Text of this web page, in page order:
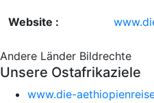
Website :
Andere Länder Bildrechte
Unsere Ostafrikaziele
www.die-